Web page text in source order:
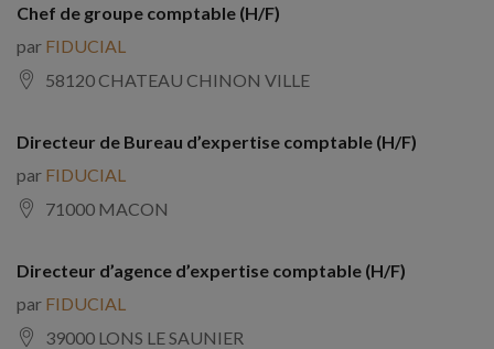
Chef de groupe comptable (H/F)
par FIDUCIAL
58120 CHATEAU CHINON VILLE
Directeur de Bureau d’expertise comptable (H/F)
par FIDUCIAL
71000 MACON
Directeur d’agence d’expertise comptable (H/F)
par FIDUCIAL
39000 LONS LE SAUNIER